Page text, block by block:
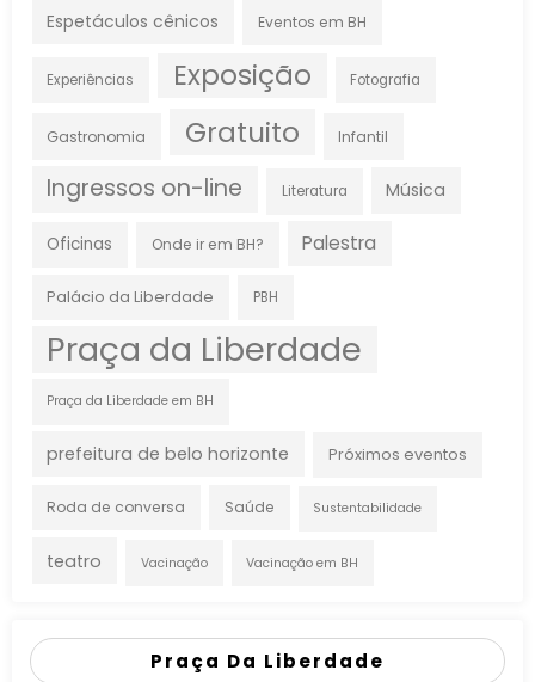
Espetáculos cênicos Eventos em BH
Experiências Exposição Fotografia
Gastronomia Gratuito Infantil
Ingressos on-line Literatura Música
Oficinas Onde ir em BH? Palestra
Palácio da Liberdade PBH
Praça da Liberdade
Praça da Liberdade em BH
prefeitura de belo horizonte Próximos eventos
Roda de conversa Saúde Sustentabilidade
teatro Vacinação Vacinação em BH
Praça Da Liberdade